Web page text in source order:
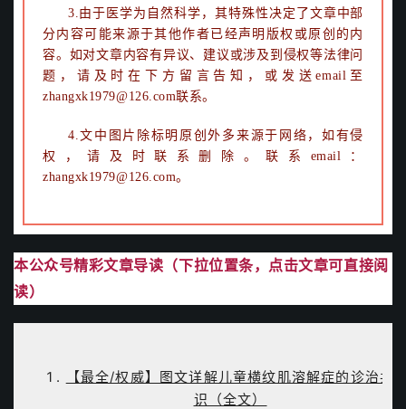
3.由于医学为自然科学，其特殊性决定了文章中部
分内容可能来源于其他作者已经声明版权或原创的内
容。如对文章内容有异议、建议或涉及到侵权等法律问
题，请及时在下方留言告知，或发送email至
zhangxk1979@126.com联系。
4.文中图片除标明原创外多来源于网络，如有侵
权，请及时联系删除。联系email：
zhangxk1979@126.com。
本公众号精彩文章导读（下拉位置条，点击文章可直接阅
读）
【最全/权威】图文详解儿童横纹肌溶解症的诊治共
识（全文）